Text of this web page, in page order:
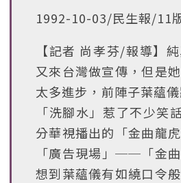
1992-10-03/民生報/11
【記者 尚孝芬/報導】
又來台灣做宣傳，但是
太多進步，前陣子葉蘊
「洗腳水」惹了不少笑
分華視播出的「金曲龍
「廣告現場」──「金
想到葉蘊儀有如繞口令